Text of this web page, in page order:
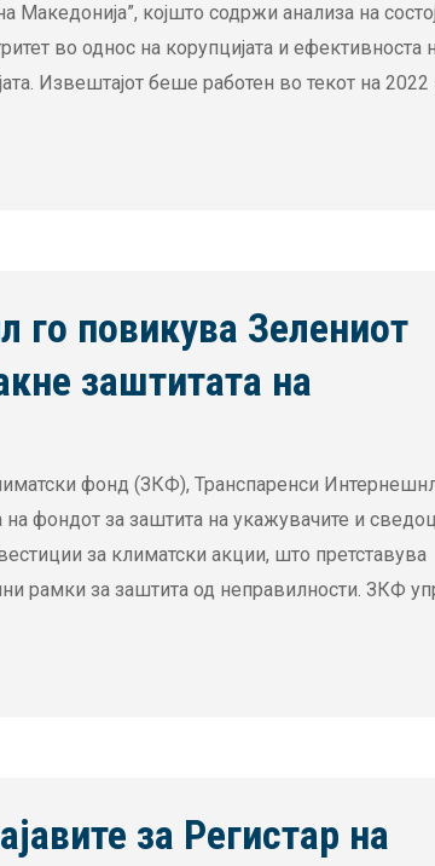
којшто содржи анализа на
во однос на корупцијата и ефективноста
Извештајот беше работен во текот на 2022
го повикува Зелениот
заштитата на
фонд (ЗКФ), Транспаренси
фондот за заштита на укажувачите и
за климатски акции, што претставува
рамки за заштита од неправилности. ЗКФ
за Регистар на